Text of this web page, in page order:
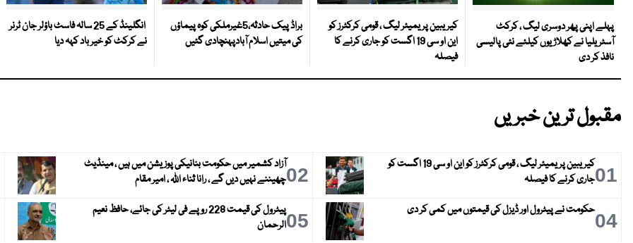
پہلے اپنی پھر دوسری لیگ ، کرکٹ
آسٹریلیا نے کھلاڑیوں کیلئے نئی پالیسی
نافذ کر دی
کیریبین پریمیئر لیگ ، قومی کرکٹرز کو
این او سی 19 اگست کو جاری کرنے کا
فیصلہ
براڈ پیک حادثہ،5غیرملکی کوہ پیماؤں
کی میتیں اسلام آبادپہنچادی گئیں
انگلینڈ کے 25 سالہ فاسٹ باؤلر جان ٹرنر
نے کرکٹ کو خیر باد کہہ دیا
مقبول ترین خبریں
01
کیریبین پریمیئر لیگ ، قومی کرکٹرز کو این او سی 19 اگست کو
جاری کرنے کا فیصلہ
02آزاد کشمیر میں حکومت بنانیکی پوزیشن میں ہیں ، مینڈیٹ
چھیننے نہیں دیں گے ، رانا ثناء اللہ ، امیر مقام
04حکومت نے پیٹرول اور ڈیزل کی قیمتوں میں کمی کر دی 05
پیٹرول کی قیمت 228 روپے فی لیٹر کی جائے، حافظ نعیم
الرحمان